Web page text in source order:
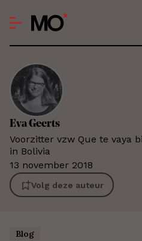
EvaGeerts
Voorzitter vzw Que te vaya
in Bolivia
13 november 2018
Volg deze auteur
Blog